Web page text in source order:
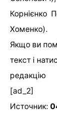
Корнієнко
Хоменко).
Якщо ви
текст і
редакцію
[ad_2]
Источник: